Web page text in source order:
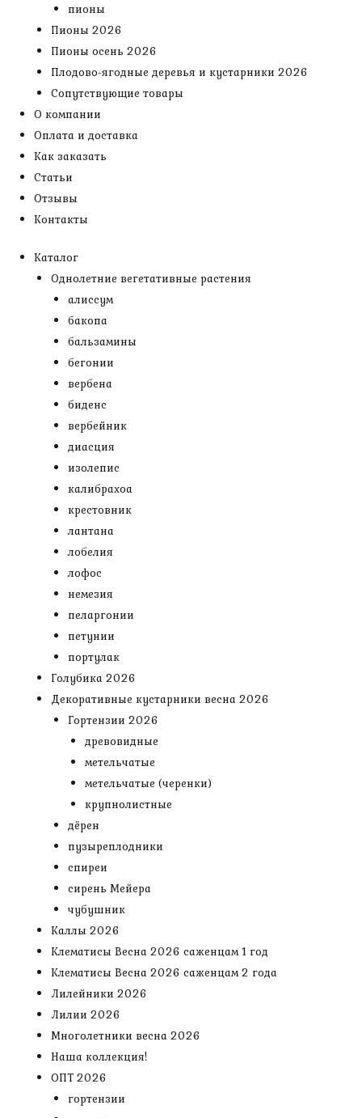
пионы
Пионы 2026
Пионы осень 2026
Плодово-ягодные деревья и кустарники 2026
Сопутствующие товары
О компании
Оплата и доставка
Как заказать
Статьи
Отзывы
Контакты
Каталог
Однолетние вегетативные растения
алиссум
бакопа
бальзамины
бегонии
вербена
биденс
вербейник
диасция
изолепис
калибрахоа
крестовник
лантана
лобелия
лофос
немезия
пеларгонии
петунии
портулак
Голубика 2026
Декоративные кустарники весна 2026
Гортензии 2026
древовидные
метельчатые
метельчатые (черенки)
крупнолистные
дёрен
пузыреплодники
спиреи
сирень Мейера
чубушник
Каллы 2026
Клематисы Весна 2026 саженцам 1 год
Клематисы Весна 2026 саженцам 2 года
Лилейники 2026
Лилии 2026
Многолетники весна 2026
Наша коллекция!
ОПТ 2026
гортензии